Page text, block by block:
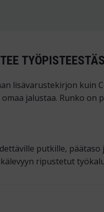
lisävaruste­kirjon kuin
jalustaa. Runko
putkille,
ripustetut